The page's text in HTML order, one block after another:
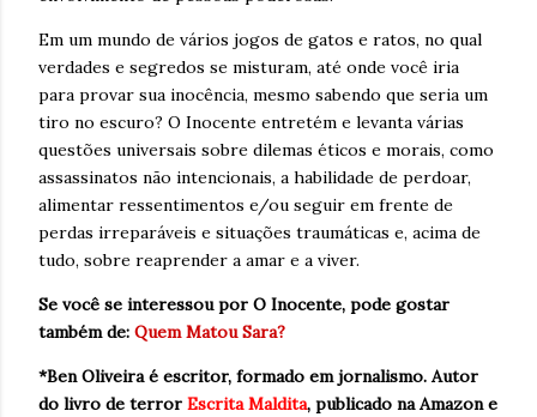
Em um mundo de vários jogos de gatos e ratos, no qual
verdades e segredos se misturam, até onde você iria
para provar sua inocência, mesmo sabendo que seria um
tiro no escuro? O Inocente entretém e levanta várias
questões universais sobre dilemas éticos e morais, como
assassinatos não intencionais, a habilidade de perdoar,
alimentar ressentimentos e/ou seguir em frente de
perdas irreparáveis e situações traumáticas e, acima de
tudo, sobre reaprender a amar e a viver.
Se você se interessou por O Inocente, pode gostar
também de: Quem Matou Sara?
*Ben Oliveira é escritor, formado em jornalismo. Autor
do livro de terror Escrita Maldita, publicado na Amazon e